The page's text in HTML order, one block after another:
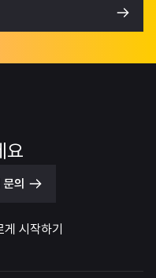
요
의
시작하기